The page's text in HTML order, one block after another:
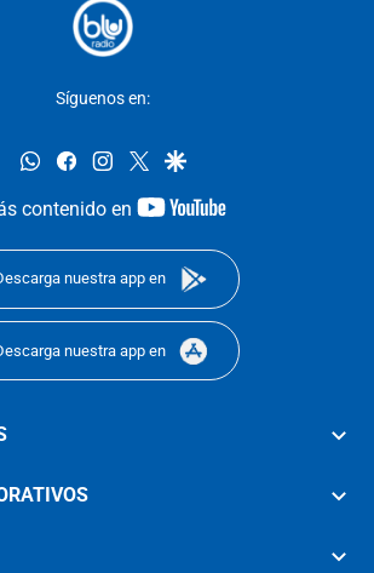
Síguenos en:
whatsappfacebookinstagram
twittergoogle
contenido en
youtube-
nuestra app en
nuestra app en